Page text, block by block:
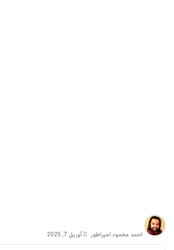
احمد محمود امپراطور آوریل 7, 2025